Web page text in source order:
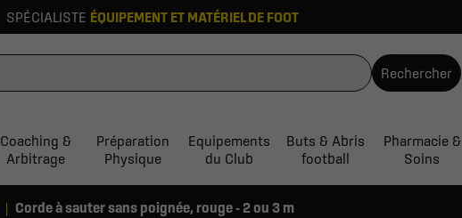
SPÉCIALISTE ÉQUIPEMENT ET MATÉRIEL DE FOOT
Rechercher
Coaching &
Arbitrage
Préparation
Physique
Equipements
du Club
Buts & Abris
football
Pharmacie &
Soins
Corde à sauter sans poignée, rouge - 2 ou 3 m